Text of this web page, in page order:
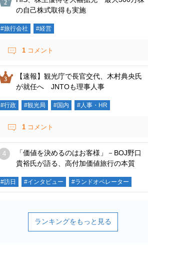
の自己株式取得も実施
#旅行会社 #経営
1 コメント
【速報】観光庁で長官交代、木村典央氏
が就任へ JNTOも理事人事
#行政 #観光局 #国内 #人事・HR
1 コメント
「価値を決めるのはお客様」－BOJ野口
貴裕氏が語る、高付加価値旅行の本質
#訪日 #インタビュー #ランドオペレーター